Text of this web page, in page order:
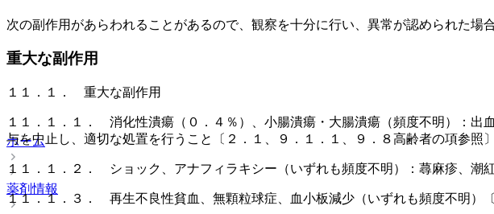
次の副作用があらわれることがあるので、観察を十分に行い、異常が認められた場
重大な副作用
１１．１． 重大な副作用
１１．１．１． 消化性潰瘍（０．４％）、小腸潰瘍・大腸潰瘍（頻度不明）：出
与を中止し、適切な処置を行うこと〔２．１、９．１．１、９．８高齢者の項参照〕
１１．１．２． ショック、アナフィラキシー（いずれも頻度不明）：蕁麻疹、潮
１１．１．３． 再生不良性貧血、無顆粒球症、血小板減少（いずれも頻度不明）
ホーム
薬剤情報